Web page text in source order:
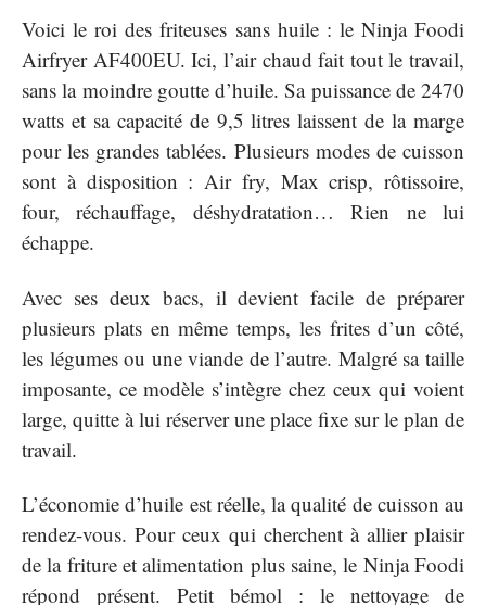
Voici le roi des friteuses sans huile : le Ninja Foodi
Airfryer AF400EU. Ici, l’air chaud fait tout le travail,
sans la moindre goutte d’huile. Sa puissance de 2470
watts et sa capacité de 9,5 litres laissent de la marge
pour les grandes tablées. Plusieurs modes de cuisson
sont à disposition : Air fry, Max crisp, rôtissoire,
four, réchauffage, déshydratation… Rien ne lui
échappe.
Avec ses deux bacs, il devient facile de préparer
plusieurs plats en même temps, les frites d’un côté,
les légumes ou une viande de l’autre. Malgré sa taille
imposante, ce modèle s’intègre chez ceux qui voient
large, quitte à lui réserver une place fixe sur le plan de
travail.
L’économie d’huile est réelle, la qualité de cuisson au
rendez-vous. Pour ceux qui cherchent à allier plaisir
de la friture et alimentation plus saine, le Ninja Foodi
répond présent. Petit bémol : le nettoyage de